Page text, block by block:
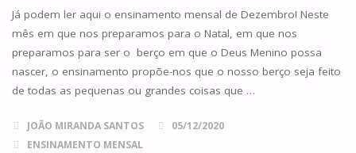
Já podem ler aqui o ensinamento mensal de Dezembro! Neste
mês em que nos preparamos para o Natal, em que nos
preparamos para ser o berço em que o Deus Menino possa
nascer, o ensinamento propõe-nos que o nosso berço seja feito
de todas as pequenas ou grandes coisas que …
JOÃO MIRANDA SANTOS
05/12/2020
ENSINAMENTO MENSAL